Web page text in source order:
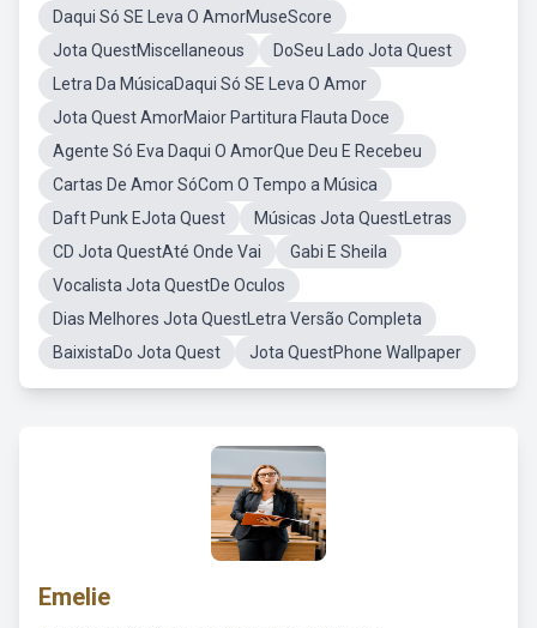
Daqui Só SE Leva O AmorMuseScore
Jota QuestMiscellaneous
DoSeu Lado Jota Quest
Letra Da MúsicaDaqui Só SE Leva O Amor
Jota Quest AmorMaior Partitura Flauta Doce
Agente Só Eva Daqui O AmorQue Deu E Recebeu
Cartas De Amor SóCom O Tempo a Música
Daft Punk EJota Quest
Músicas Jota QuestLetras
CD Jota QuestAté Onde Vai
Gabi E Sheila
Vocalista Jota QuestDe Oculos
Dias Melhores Jota QuestLetra Versão Completa
BaixistaDo Jota Quest
Jota QuestPhone Wallpaper
Emelie